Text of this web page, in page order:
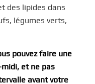
des lipides dans
légumes verts,
pouvez faire une
midi, et ne pas
avant votre